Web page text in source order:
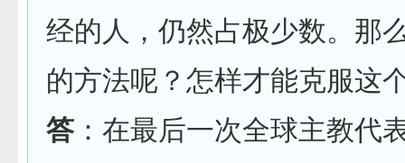
经的人，仍然占极少数。那
的方法呢？怎样才能克服这
答：在最后一次全球主教代